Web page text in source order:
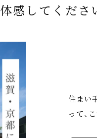
感してくださ
住まい
って、